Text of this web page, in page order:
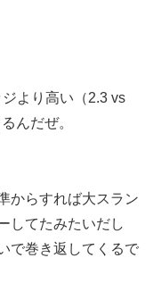
より高い（2.3 vs
んだぜ。
からすれば大スラン
してたみたいだし
で巻き返してくるで